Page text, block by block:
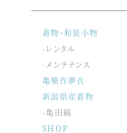
着物・和装小物
-レンタル
-メンテナンス
亀樂作夢衣
新潟県産着物
-亀田縞
SHOP